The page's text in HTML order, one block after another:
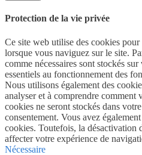
Protection de la vie privée
Ce site web utilise des cookies
lorsque vous naviguez sur le site.
comme nécessaires sont stockés
essentiels au fonctionnement des
Nous utilisons également des
analyser et à comprendre comment
cookies ne seront stockés dans
consentement. Vous avez
cookies. Toutefois, la désactivation
affecter votre expérience de
Nécessaire